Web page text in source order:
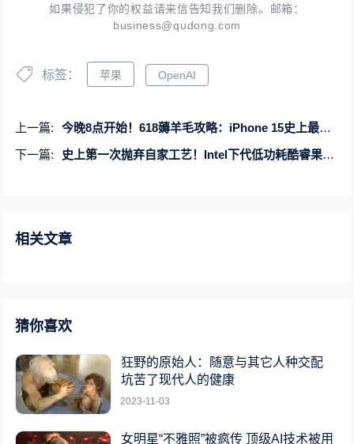
如果侵犯了你的权益请来信告知我们删除。邮箱：
business@qudong.com
标签： 苹果 OpenAI
上一篇:
今晚8点开始！618薅羊毛攻略：iPhone 15史上最低价 会员一网打尽
下一篇:
史上第一次抛弃自家工艺！Intel下代低功耗酷睿果然是台积电3nm
相关文章
猜你喜欢
狂野的原始人：随意与其它人种交配
坑苦了现代人的健康
2023-11-03
女明星“不雅照”被疯传 顶级AI技术被用